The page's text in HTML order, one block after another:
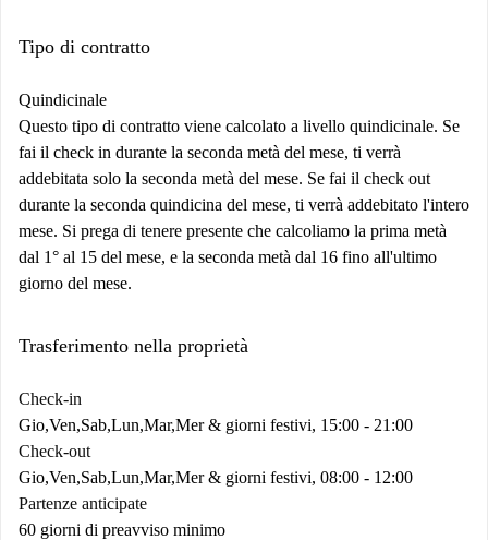
Tipo di contratto
Quindicinale
Questo tipo di contratto viene calcolato a livello quindicinale. Se
fai il check in durante la seconda metà del mese, ti verrà
addebitata solo la seconda metà del mese. Se fai il check out
durante la seconda quindicina del mese, ti verrà addebitato l'intero
mese. Si prega di tenere presente che calcoliamo la prima metà
dal 1° al 15 del mese, e la seconda metà dal 16 fino all'ultimo
giorno del mese.
Trasferimento nella proprietà
Check-in
Gio,Ven,Sab,Lun,Mar,Mer & giorni festivi, 15:00 - 21:00
Check-out
Gio,Ven,Sab,Lun,Mar,Mer & giorni festivi, 08:00 - 12:00
Partenze anticipate
60 giorni di preavviso minimo